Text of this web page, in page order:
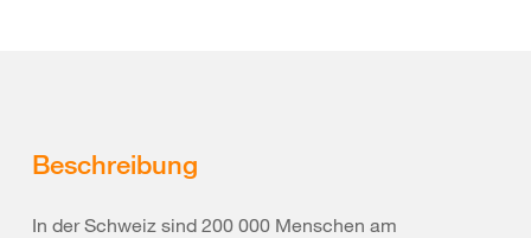
Beschreibung
In der Schweiz sind 200 000 Menschen am